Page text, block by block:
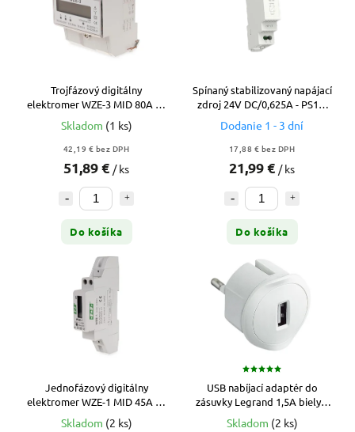
Trojfázový digitálny
elektromer WZE-3 MID 80A na
DIN lištu
Skladom (1 ks)
42,19 € bez DPH
51,89 € / ks
Do košíka
Spínaný stabilizovaný napájací
zdroj 24V DC/0,625A - PS1M
Dodanie 1 - 3 dní
17,88 € bez DPH
21,99 € / ks
Do košíka
Jednofázový digitálny
elektromer WZE-1 MID 45A na
DIN lištu
Skladom (2 ks)
USB nabíjací adaptér do
zásuvky Legrand 1,5A biely –
ultra plochý (050680)
Skladom (2 ks)